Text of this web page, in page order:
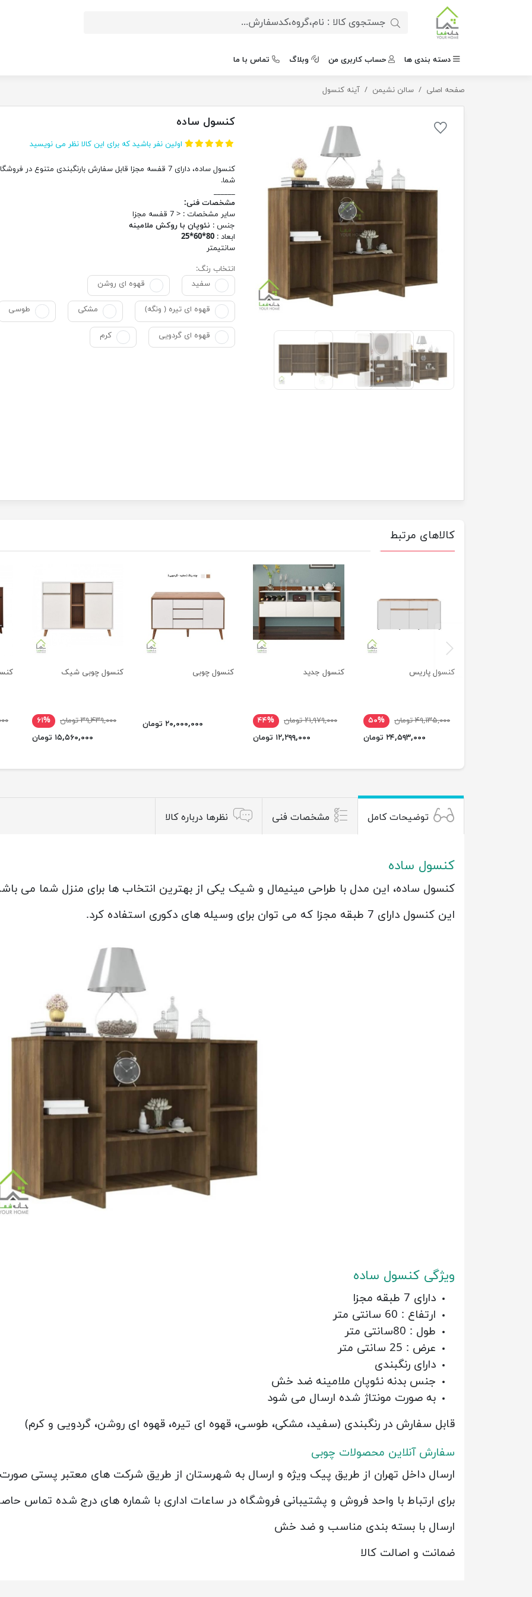
دسته بندی ها حساب کاربری من وبلاگ تماس با ما
صفحه اصلی سالن نشیمن آینه کنسول کنسول ساده
کنسول ساده
اولین نفر باشید که برای این کالا نظر می نویسید
کنسول ساده، دارای 7 قفسه مجزا قابل سفارش بارنگبندی متنوع در
شما.
______
مشخصات فنی:
سایر مشخصات : < 7 قفسه مجزا
جنس : نئوپان با روکش ملامینه
ابعاد : 80*60*25
سانتیمتر
انتخاب رنگ:
سفید
قهوه ای روشن
قهوه ای تیره ( ونگه) مشکی طوسی
قهوه ای گردویی کرم
کالاهای مرتبط
کنسول پاریس
۴۹,۱۳۵,۰۰۰ تومان
۵۰%
۲۴,۵۹۳,۰۰۰ تومان
کنسول جدید
۲۱,۹۷۹,۰۰۰ تومان
۴۴%
۱۲,۲۹۹,۰۰۰ تومان
کنسول چوبی
۲۰,۰۰۰,۰۰۰ تومان
کنسول چوبی شیک
۳۹,۴۳۹,۰۰۰ تومان
۶۱%
۱۵,۵۶۰,۰۰۰ تومان
previus
توضیحات کامل مشخصات فنی نظرها درباره کالا
کنسول ساده
کنسول ساده، این مدل با طراحی مینیمال و شیک یکی از بهترین انتخاب ها برای منزل شما می
این کنسول دارای 7 طبقه مجزا که می توان برای وسیله های دکوری استفاده کرد.
ویژگی کنسول ساده
دارای 7 طبقه مجزا
ارتفاع : 60 سانتی متر
طول : 80سانتی متر
عرض : 25 سانتی متر
دارای رنگبندی
جنس بدنه نئوپان ملامینه ضد خش
به صورت مونتاژ شده ارسال می شود
قابل سفارش در رنگبندی (سفید، مشکی، طوسی، قهوه ای تیره، قهوه ای روشن، گردویی و کرم)
سفارش آنلاین محصولات چوبی
ارسال داخل تهران از طریق پیک ویژه و ارسال به شهرستان از طریق شرکت های معتبر پستی
برای ارتباط با واحد فروش و پشتیبانی فروشگاه در ساعات اداری با شماره های درج شده تماس
ارسال با بسته بندی مناسب و ضد خش
ضمانت و اصالت کالا